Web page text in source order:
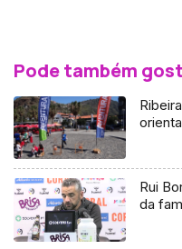
Pode também
Rui
da